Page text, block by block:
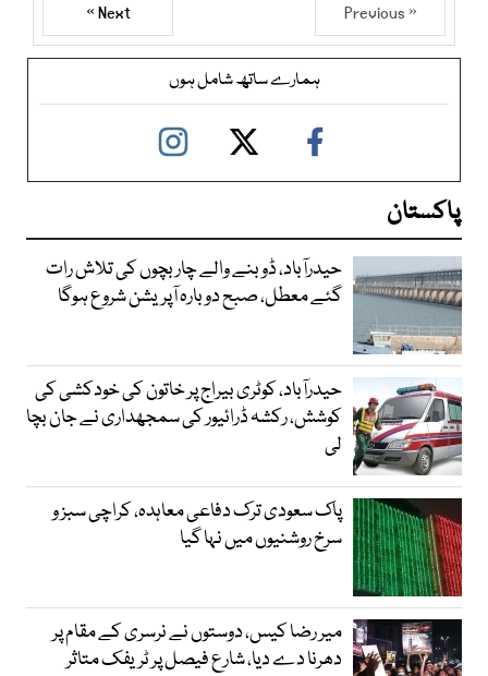
« Previous
Next »
ہمارے ساتھ شامل ہوں
پاکستان
حیدرآباد، ڈوبنے والے چار بچوں کی تلاش رات
گئے معطل، صبح دوبارہ آپریشن شروع ہوگا
حیدرآباد، کوٹری بیراج پر خاتون کی خودکشی کی
کوشش، رکشہ ڈرائیور کی سمجھداری نے جان بچا
لی
پاک سعودی ترک دفاعی معاہدہ، کراچی سبز و
سرخ روشنیوں میں نہا گیا
میر رضا کیس، دوستوں نے نرسری کے مقام پر
دھرنا دے دیا، شارع فیصل پر ٹریفک متاثر